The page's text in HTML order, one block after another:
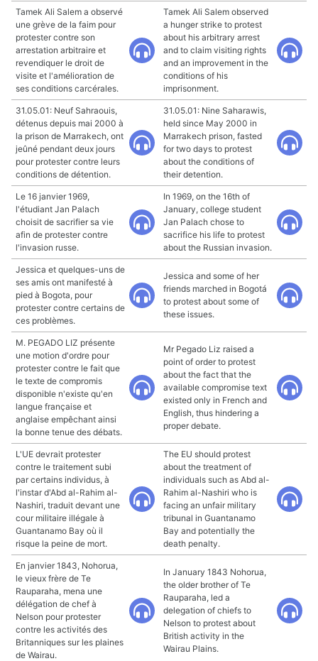
Tamek Ali Salem a observé
une grève de la faim pour
protester contre son
arrestation arbitraire et
revendiquer le droit de
visite et l'amélioration de
ses conditions carcérales.
Tamek Ali Salem observed
a hunger strike to protest
about his arbitrary arrest
and to claim visiting rights
and an improvement in the
conditions of his
imprisonment.
31.05.01: Neuf Sahraouis,
détenus depuis mai 2000 à
la prison de Marrakech, ont
jeûné pendant deux jours
pour protester contre leurs
conditions de détention.
31.05.01: Nine Saharawis,
held since May 2000 in
Marrakech prison, fasted
for two days to protest
about the conditions of
their detention.
Le 16 janvier 1969,
l'étudiant Jan Palach
choisit de sacrifier sa vie
afin de protester contre
l'invasion russe.
In 1969, on the 16th of
January, college student
Jan Palach chose to
sacrifice his life to protest
about the Russian invasion.
Jessica et quelques-uns de
ses amis ont manifesté à
pied à Bogota, pour
protester contre certains de
ces problèmes.
Jessica and some of her
friends marched in Bogotá
to protest about some of
these issues.
M. PEGADO LIZ présente
une motion d'ordre pour
protester contre le fait que
le texte de compromis
disponible n'existe qu'en
langue française et
anglaise empêchant ainsi
la bonne tenue des débats.
Mr Pegado Liz raised a
point of order to protest
about the fact that the
available compromise text
existed only in French and
English, thus hindering a
proper debate.
L'UE devrait protester
contre le traitement subi
par certains individus, à
l'instar d'Abd al-Rahim al-
Nashiri, traduit devant une
cour militaire illégale à
Guantanamo Bay où il
risque la peine de mort.
The EU should protest
about the treatment of
individuals such as Abd al-
Rahim al-Nashiri who is
facing an unfair military
tribunal in Guantanamo
Bay and potentially the
death penalty.
En janvier 1843, Nohorua,
le vieux frère de Te
Rauparaha, mena une
délégation de chef à
Nelson pour protester
contre les activités des
Britanniques sur les plaines
de Wairau.
In January 1843 Nohorua,
the older brother of Te
Rauparaha, led a
delegation of chiefs to
Nelson to protest about
British activity in the
Wairau Plains.